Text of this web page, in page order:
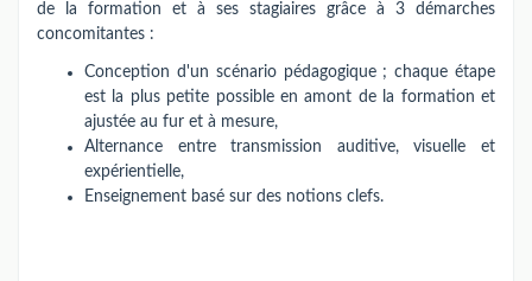
de la formation et à ses stagiaires grâce à 3 démarches
concomitantes :
Conception d'un scénario pédagogique ; chaque étape
est la plus petite possible en amont de la formation et
ajustée au fur et à mesure,
Alternance entre transmission auditive, visuelle et
expérientielle,
Enseignement basé sur des notions clefs.